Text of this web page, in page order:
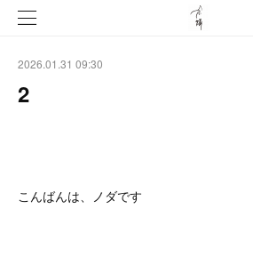
2026.01.31 09:30
2
こんばんは、ノダです